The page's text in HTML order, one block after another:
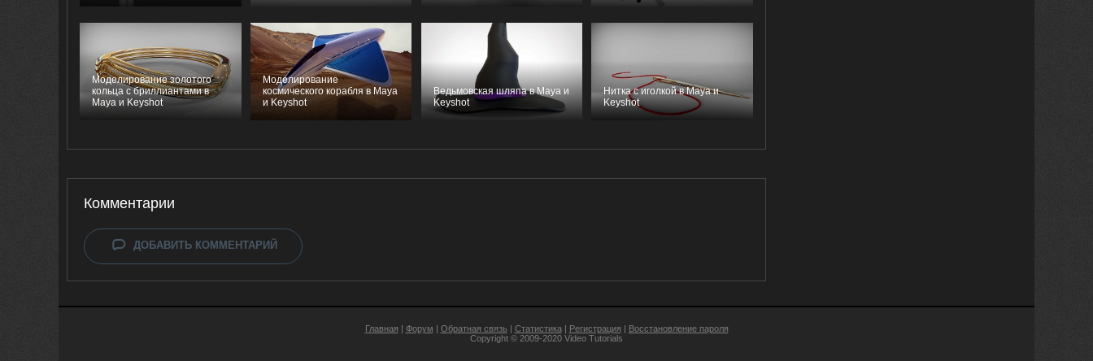
Моделирование золотого
кольца с бриллиантами в
Maya и Keyshot
Моделирование
космического корабля в Maya
и Keyshot
Ведьмовская шляпа в Maya и
Keyshot
Нитка с иголкой в Maya и
Keyshot
Комментарии
ДОБАВИТЬ КОММЕНТАРИЙ
Главная | Форум | Обратная связь | Статистика| Регистрация | Восстановление пароля
Copyright © 2009-2020 Video Tutorials